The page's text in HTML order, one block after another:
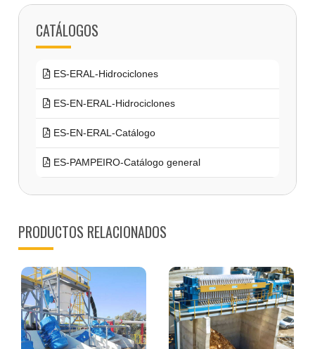
CATÁLOGOS
ES-ERAL-Hidrociclones
ES-EN-ERAL-Hidrociclones
ES-EN-ERAL-Catálogo
ES-PAMPEIRO-Catálogo general
PRODUCTOS RELACIONADOS